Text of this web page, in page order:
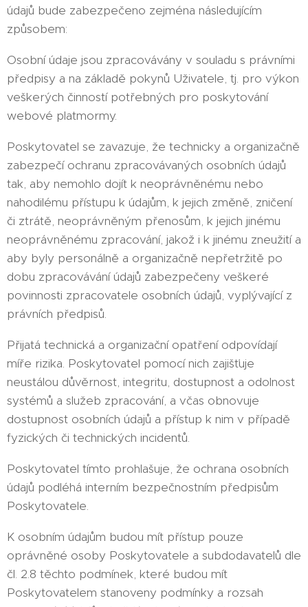
údajů bude zabezpečeno zejména následujícím
způsobem:
Osobní údaje jsou zpracovávány v souladu s právními
předpisy a na základě pokynů Uživatele, tj. pro výkon
veškerých činností potřebných pro poskytování
webové platmormy.
Poskytovatel se zavazuje, že technicky a organizačně
zabezpečí ochranu zpracovávaných osobních údajů
tak, aby nemohlo dojít k neoprávněnému nebo
nahodilému přístupu k údajům, k jejich změně, zničení
či ztrátě, neoprávněným přenosům, k jejich jinému
neoprávněnému zpracování, jakož i k jinému zneužití a
aby byly personálně a organizačně nepřetržitě po
dobu zpracovávání údajů zabezpečeny veškeré
povinnosti zpracovatele osobních údajů, vyplývající z
právních předpisů.
Přijatá technická a organizační opatření odpovídají
míře rizika. Poskytovatel pomocí nich zajišťuje
neustálou důvěrnost, integritu, dostupnost a odolnost
systémů a služeb zpracování, a včas obnovuje
dostupnost osobních údajů a přístup k nim v případě
fyzických či technických incidentů.
Poskytovatel tímto prohlašuje, že ochrana osobních
údajů podléhá interním bezpečnostním předpisům
Poskytovatele.
K osobním údajům budou mít přístup pouze
oprávněné osoby Poskytovatele a subdodavatelů dle
čl. 2.8 těchto podmínek, které budou mít
Poskytovatelem stanoveny podmínky a rozsah